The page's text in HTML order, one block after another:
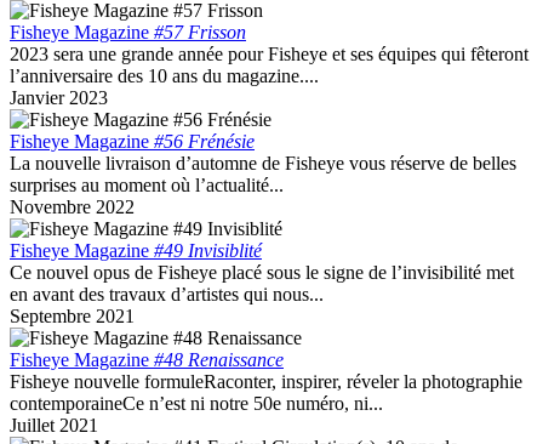
Fisheye Magazine #57 Frisson
2023 sera une grande année pour Fisheye et ses équipes qui fêteront
l’anniversaire des 10 ans du magazine....
Janvier 2023
Fisheye Magazine #56 Frénésie
La nouvelle livraison d’automne de Fisheye vous réserve de belles
surprises au moment où l’actualité...
Novembre 2022
Fisheye Magazine #49 Invisiblité
Ce nouvel opus de Fisheye placé sous le signe de l’invisibilité met
en avant des travaux d’artistes qui nous...
Septembre 2021
Fisheye Magazine #48 Renaissance
Fisheye nouvelle formuleRaconter, inspirer, réveler la photographie
contemporaineCe n’est ni notre 50e numéro, ni...
Juillet 2021